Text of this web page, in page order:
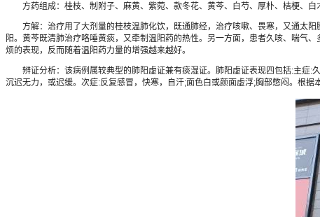
方药组成：桂枝、制附子、麻黄、紫菀、款冬花、黄芩、白芍、厚朴、桔梗、白
方解：治疗用了大剂量的桂枝温肺化饮，既通肺经，治疗咳嗽、畏寒，又通太阳
阳。黄芩既清肺治疗咯唾黄痰，又牵制温阳药的热性。另一方面，患者久咳、喘气
烦的表现，反而随着温阳药力量的增强越来越好。
辨证分析：该病例属较典型的肺阳虚证兼有痰湿证。肺阳虚证表现四包括:主症:
沉迟无力，或迟缓。次症:反复感冒，快寒，自汗;面色白或颜面虚浮;胸部憋闷。根据